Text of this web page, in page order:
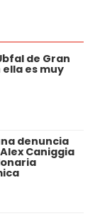
de Gran
es muy
denuncia
Caniggia